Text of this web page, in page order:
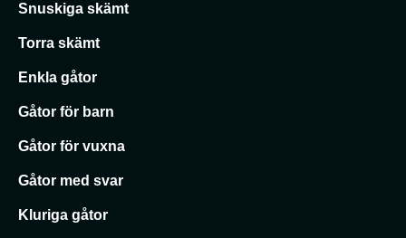
Snuskiga skämt
Torra skämt
Enkla gåtor
Gåtor för barn
Gåtor för vuxna
Gåtor med svar
Kluriga gåtor